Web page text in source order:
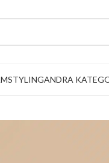
STYLINGANDRA